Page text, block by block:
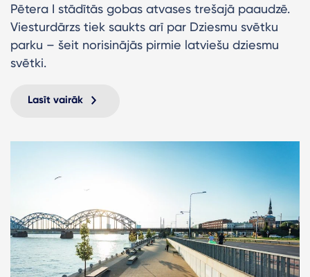
Pētera I stādītās gobas atvases trešajā paaudzē.
Viesturdārzs tiek saukts arī par Dziesmu svētku
parku – šeit norisinājās pirmie latviešu dziesmu
svētki.
Lasīt vairāk